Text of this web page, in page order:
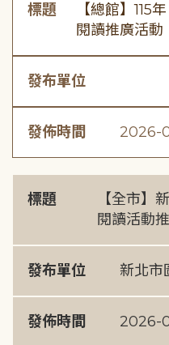
標題
【總館】115
閱讀推廣活
發布單位
發佈時間 2026-
標題
【全市】
閱讀活動
發布單位 新北市
發佈時間 2026-